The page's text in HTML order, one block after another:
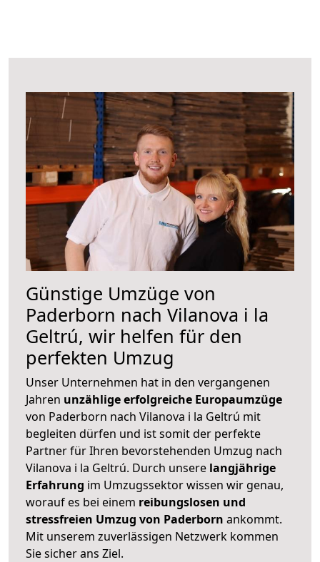
Günstige Umzüge von
Paderborn nach Vilanova i la
Geltrú, wir helfen für den
perfekten Umzug
Unser Unternehmen hat in den vergangenen
Jahren unzählige erfolgreiche Europaumzüge
von Paderborn nach Vilanova i la Geltrú mit
begleiten dürfen und ist somit der perfekte
Partner für Ihren bevorstehenden Umzug nach
Vilanova i la Geltrú. Durch unsere langjährige
Erfahrung im Umzugssektor wissen wir genau,
worauf es bei einem reibungslosen und
stressfreien Umzug von Paderborn ankommt.
Mit unserem zuverlässigen Netzwerk kommen
Sie sicher ans Ziel.